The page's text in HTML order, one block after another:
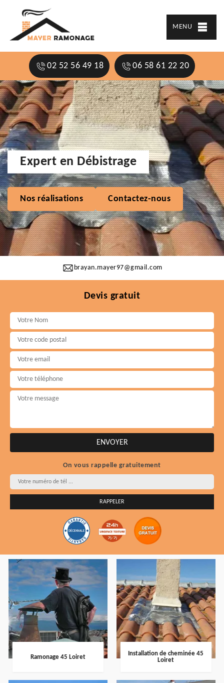
MENU
02 52 56 49 18 06 58 61 22 20
brayan.mayer97@gmail.com
Expert en Débistrage
Nos réalisations Contactez-nous
Devis gratuit
On vous rappelle gratuitement
Ramonage 45 Loiret
Installation de cheminée 45
Loiret